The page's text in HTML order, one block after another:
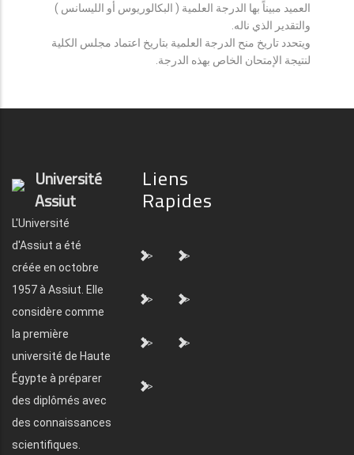
العميد مبيناً بها الدرجة العلمية ( البكالوريوس أو الليسانس )
والتقدير الذي ناله.
ويتحدد تاريخ منح الدرجة العلمية بتاريخ اعتماد مجلس الكلية
لنتيجة الإمتحان الخاص بهذه الدرجة.
Université
Assiut
L'Université
d'Assiut a été
créée en octobre
1957 à Assiut. Elle
considère comme
la première
université de Haute
Égypte à préparer
des diplômés avec
des connaissances
scientifiques.
Liens
Rapides
"> ">
"> ">
"> ">
">